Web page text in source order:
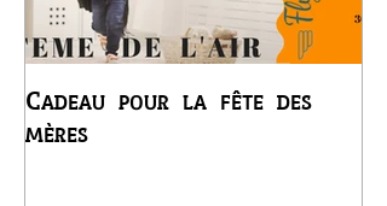
Cadeau pour la fête des
mères